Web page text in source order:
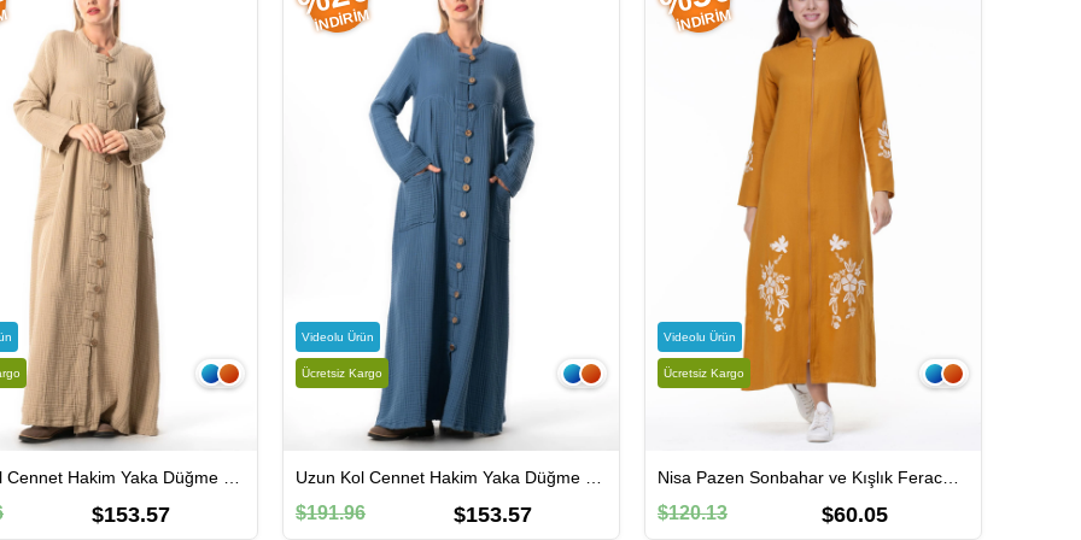
$153.57 $153.57
$191.96
İNDIRIM
Ücretsiz Kargo
Videolu Ürün
Nisa Pazen Sonbahar ve Kışlık Ferace Hardal Hrd
$60.05
$120.13
İNDIRIM
Ücretsiz Kargo
Videolu Ürün